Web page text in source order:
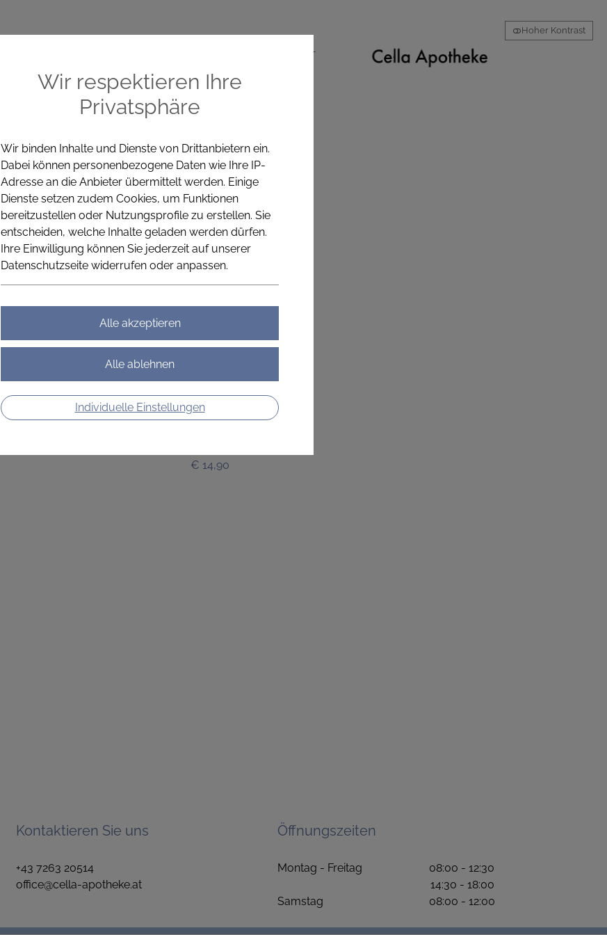
Hoher Kontrast
KONTAKT
Baby & Kind
Baby Badeöl
€ 14,90
Wir respektieren Ihre
Privatsphäre
Wir binden Inhalte und Dienste von Drittanbietern ein.
Dabei können personenbezogene Daten wie Ihre IP-
Adresse an die Anbieter übermittelt werden. Einige
Dienste setzen zudem Cookies, um Funktionen
bereitzustellen oder Nutzungsprofile zu erstellen. Sie
entscheiden, welche Inhalte geladen werden dürfen.
Ihre Einwilligung können Sie jederzeit auf unserer
Datenschutzseite widerrufen oder anpassen.
Individuelle Einstellungen
Kontaktieren Sie uns
+43 7263 20514
office@cella-apotheke.at
Öffnungszeiten
Montag - Freitag 08:00 - 12:30
14:30 - 18:00
Samstag 08:00 - 12:00